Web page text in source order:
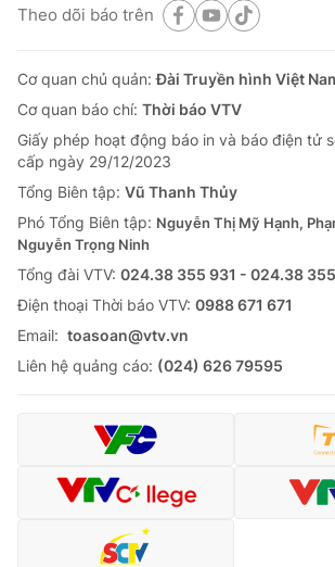
Theo dõi báo trên
Cơ quan chủ quản:Đài Truyền hình Việt
Cơ quan báo chí: Thời báo VTV
Giấy phép hoạt động báo in và báo điện tử
cấp ngày 29/12/2023
Tổng Biên tập: Vũ Thanh Thủy
Phó Tổng Biên tập: Nguyễn Thị Mỹ Hạnh,
Nguyễn Trọng Ninh
Tổng đài VTV: 024.38 355 931 - 024.38
Ðiện thoại Thời báo VTV: 0988 671 671
Email: toasoan@vtv.vn
Liên hệ quảng cáo: (024) 626 79595